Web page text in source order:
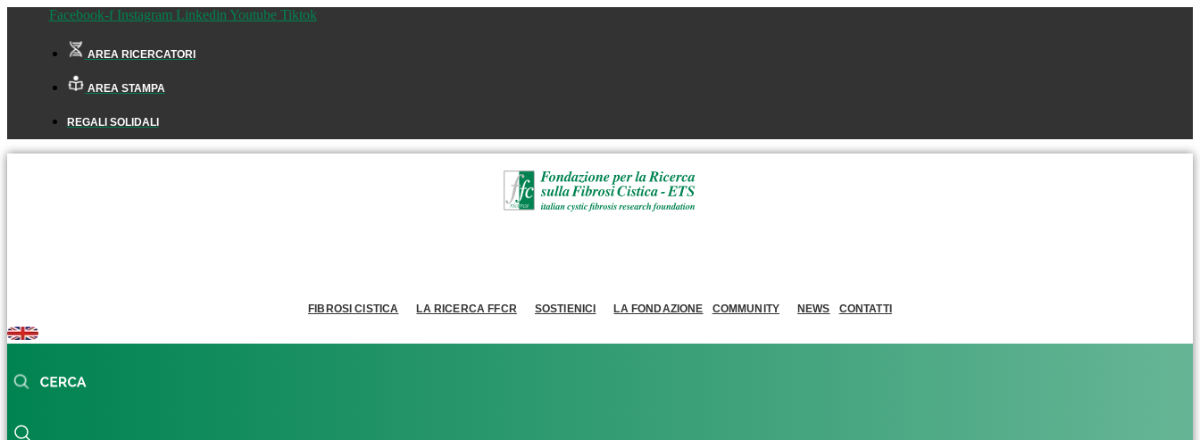
Facebook-f Instagram Linkedin Youtube Tiktok
AREA RICERCATORI
AREA STAMPA
REGALI SOLIDALI
FIBROSI CISTICA LA RICERCA FFCR SOSTIENICI LA FONDAZIONE COMMUNITY NEWS CONTATTI